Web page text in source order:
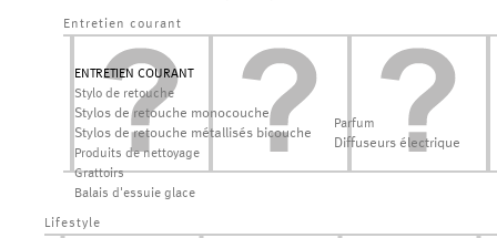
Entretien courant
ENTRETIEN COURANT
Stylo de retouche
Stylos de retouche monocouche
Stylos de retouche métallisés bicouche
Produits de nettoyage
Grattoirs
Balais d'essuie glace
Parfum
Diffuseurs électrique
Lifestyle